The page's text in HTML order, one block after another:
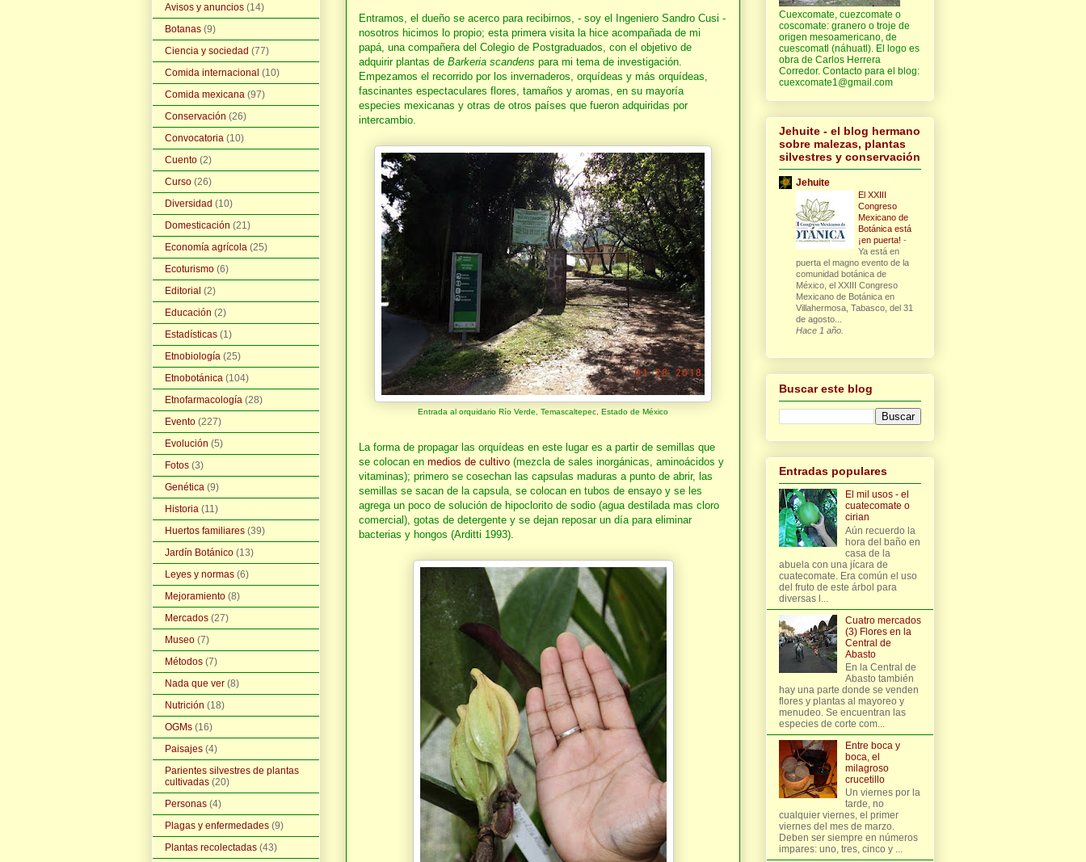
Entramos, el dueño se acerco para recibirnos, - soy el Ingeniero Sandro Cusi -
nosotros hicimos lo propio; esta primera visita la hice acompañada de mi
papá, una compañera del Colegio de Postgraduados, con el objetivo de
adquirir plantas de Barkeria scandens para mi tema de investigación.
Empezamos el recorrido por los invernaderos, orquídeas y más orquídeas,
fascinantes espectaculares flores, tamaños y aromas, en su mayoría
especies mexicanas y otras de otros países que fueron adquiridas por
intercambio.
Entrada al orquidario Río Verde, Temascaltepec, Estado de México
La forma de propagar las orquídeas en este lugar es a partir de semillas que
se colocan en medios de cultivo (mezcla de sales inorgánicas, aminoácidos y
vitaminas); primero se cosechan las capsulas maduras a punto de abrir, las
semillas se sacan de la capsula, se colocan en tubos de ensayo y se les
agrega un poco de solución de hipoclorito de sodio (agua destilada mas cloro
comercial), gotas de detergente y se dejan reposar un día para eliminar
bacterias y hongos (Arditti 1993).
Avisos y anuncios (14)
Botanas (9)
Ciencia y sociedad (77)
Comida internacional (10)
Comida mexicana (97)
Conservación (26)
Convocatoria (10)
Cuento (2)
Curso (26)
Diversidad (10)
Domesticación (21)
Economía agrícola (25)
Ecoturismo (6)
Editorial (2)
Educación (2)
Estadísticas (1)
Etnobiología (25)
Etnobotánica (104)
Etnofarmacología (28)
Evento (227)
Evolución (5)
Fotos (3)
Genética (9)
Historia (11)
Huertos familiares (39)
Jardín Botánico (13)
Leyes y normas (6)
Mejoramiento (8)
Mercados (27)
Museo (7)
Métodos (7)
Nada que ver (8)
Nutrición (18)
OGMs (16)
Paisajes (4)
Parientes silvestres de plantas
cultivadas (20)
Personas (4)
Plagas y enfermedades (9)
Plantas recolectadas (43)
Cuexcomate, cuezcomate o
coscomate: granero o troje de
origen mesoamericano, de
cuescomatl (náhuatl). El logo es
obra de Carlos Herrera
Corredor. Contacto para el blog:
cuexcomate1@gmail.com
Jehuite - el blog hermano
sobre malezas, plantas
silvestres y conservación
Jehuite
El XXIII
Congreso
Mexicano de
Botánica está
¡en puerta! -
Ya está en
puerta el magno evento de la
comunidad botánica de
México, el XXIII Congreso
Mexicano de Botánica en
Villahermosa, Tabasco, del 31
de agosto...
Hace 1 año.
Buscar este blog
Entradas populares
El mil usos - el
cuatecomate o
cirian
Aún recuerdo la
hora del baño en
casa de la
abuela con una jícara de
cuatecomate. Era común el uso
del fruto de este árbol para
diversas l...
Cuatro mercados
(3) Flores en la
Central de
Abasto
En la Central de
Abasto también
hay una parte donde se venden
flores y plantas al mayoreo y
menudeo. Se encuentran las
especies de corte com...
Entre boca y
boca, el
milagroso
crucetillo
Un viernes por la
tarde, no
cualquier viernes, el primer
viernes del mes de marzo.
Deben ser siempre en números
impares: uno, tres, cinco y ...